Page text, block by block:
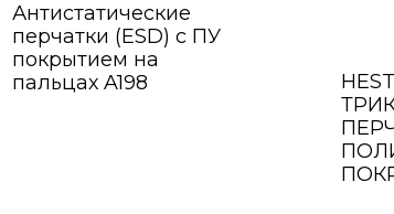
Антистатические
перчатки (ESD) с ПУ
покрытием на
пальцах A198